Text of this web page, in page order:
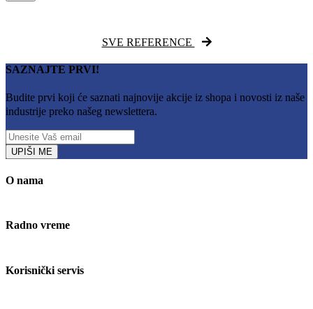
SVE REFERENCE
SAZNAJTE PRVI!
Budite prvi koji će saznati najnovije akcije iz shopa i novosti iz naše
industrije preko našeg newslettera.
UPIŠI ME
O nama
Radno vreme
Korisnički servis